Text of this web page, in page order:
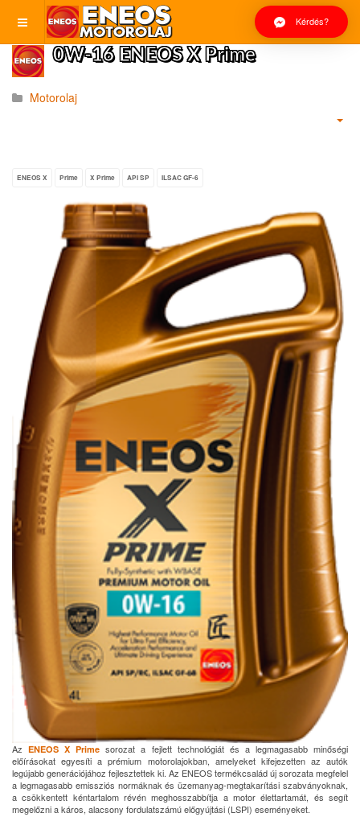
Kérdés?
0W-16 ENEOS X Prime
Motorolaj
ENEOS X Prime X Prime API SP ILSAC GF-6
AzENEOS X Prime sorozat a fejlett technológiát és a legmagasabb minőségi
előírásokat egyesíti a prémium motorolajokban, amelyeket kifejezetten az autók
legújabb generációjához fejlesztettek ki. Az ENEOS termékcsalád új sorozata megfelel
a legmagasabb emissziós normáknak és üzemanyag-megtakarítási szabványoknak,
a csökkentett kéntartalom révén meghosszabbítja a motor élettartamát, és segít
megelőzni a káros, alacsony fordulatszámú előgyújtási (LSPI) eseményeket.